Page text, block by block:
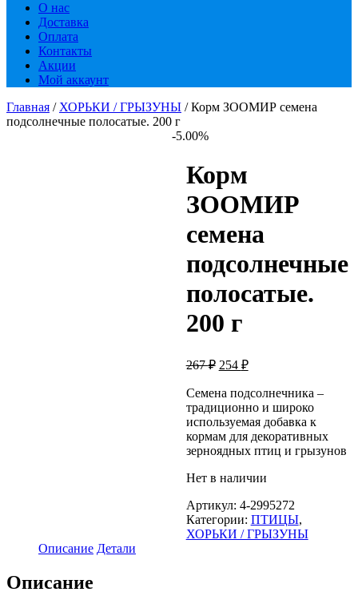
О нас
Доставка
Оплата
Контакты
Акции
Мой аккаунт
Главная / ХОРЬКИ / ГРЫЗУНЫ / Корм ЗООМИР семена
подсолнечные полосатые. 200 г
-5.00%
Корм
ЗООМИР
семена
подсолнечные
полосатые.
200 г
267₽ Первоначальная
составляла
267 ₽.
254 ₽Текущая
254 ₽.
Семена подсолнечника –
традиционно и широко
используемая добавка к
кормам для декоративных
зерноядных птиц и грызунов
Нет в наличии
Артикул: 4-2995272
Категории: ПТИЦЫ,
ХОРЬКИ / ГРЫЗУНЫ
Описание Детали
Описание